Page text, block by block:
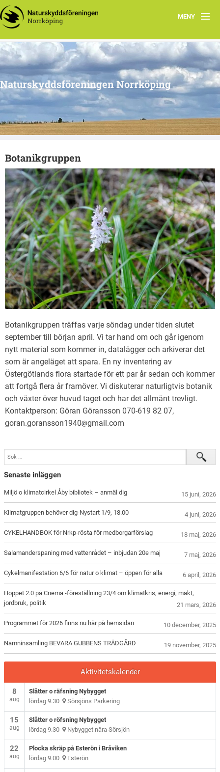
MENY
SNABB-INFO
Verksamhet
Arbetsgrupper
Föreningsdokument
Blanketter
Swish
Naturskyddsföreningen Norrköping
Botanikgruppen
Botanikgruppen träffas varje söndag under tiden slutet
september till början april. Vi tar hand om och går igenom
nytt material som kommer in, datalägger och arkiverar det
som är angeläget att spara. En ny inventering av
Östergötlands flora startade för ett par år sedan och kommer
att fortgå flera år framöver. Vi diskuterar naturligtvis botanik
och växter över huvud taget och har det allmänt trevligt.
Kontaktperson: Göran Göransson 070-619 82 07,
goran.goransson1940
gmail.com
Senaste inläggen
Miljö o klimatcirkel Åby bibliotek – anmäl dig 15 juni, 2026
Klimatgruppen behöver dig-Nystart 1/9, 18.00 4 juni, 2026
CYKELHANDBOK för Nrkp-rösta för medborgarförslag 18 maj, 2026
Salamanderspaning med vattenrådet – inbjudan 20e maj 7 maj, 2026
Cykelmanifestation 6/6 för natur o klimat – öppen för alla 6 april, 2026
Hoppet 2.0 på Cnema -föreställning 23/4 om klimatkris, energi, makt,
jordbruk, politik
21 mars, 2026
Programmet för 2026 finns nu här på hemsidan 10 december, 2025
Namninsamling BEVARA GUBBENS TRÄDGÅRD 19 november, 2025
Aktivitetskalender
8
aug
Slåtter o räfsning Nybygget
lördag 9.30 Sörsjöns Parkering
15
aug
Slåtter o röfsning Nybygget
lördag 9.30 Nybygget nära Sörsjön
22
aug
Plocka skräp på Esterön i Bråviken
lördag 9.00 Esterön